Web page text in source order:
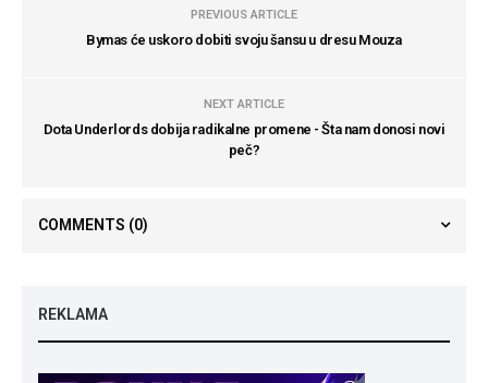
PREVIOUS ARTICLE
Bymas će uskoro dobiti svoju šansu u dresu Mouza
NEXT ARTICLE
Dota Underlords dobija radikalne promene - Šta nam donosi novi
peč?
COMMENTS (0)
REKLAMA